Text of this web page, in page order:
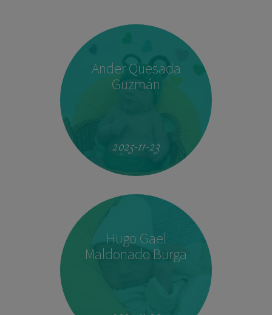
Ander Quesada
Guzmán
2025-11-23
Hugo Gael
Maldonado Burga